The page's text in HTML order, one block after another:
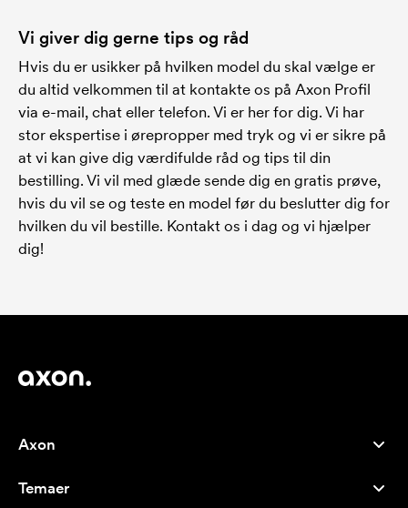
Vi giver dig gerne tips og råd
Hvis du er usikker på hvilken model du skal vælge er
du altid velkommen til at kontakte os på Axon Profil
via e-mail, chat eller telefon. Vi er her for dig. Vi har
stor ekspertise i ørepropper med tryk og vi er sikre på
at vi kan give dig værdifulde råd og tips til din
bestilling. Vi vil med glæde sende dig en gratis prøve,
hvis du vil se og teste en model før du beslutter dig for
hvilken du vil bestille. Kontakt os i dag og vi hjælper
dig!
Axon
Om os
Temaer